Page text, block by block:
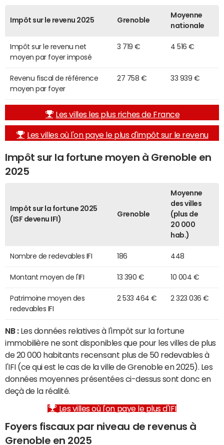
Impôt sur le revenu 2025 Grenoble
Moyenne
nationale
Impôt sur le revenu net
moyen par foyer imposé
3 719 € 4 516 €
Revenu fiscal de référence
moyen par foyer
27 758 € 33 939 €
Les villes les plus riches de France
Les villes où l'on paye le plus d'impôt sur le revenu
Impôt sur la fortune moyen à Grenoble en
2025
Impôt sur la fortune 2025
(ISF devenu IFI)
Grenoble
Moyenne
des villes
(plus de
20 000
hab.)
Nombre de redevables IFI 186 448
Montant moyen de l'IFI 13 390 € 10 004 €
Patrimoine moyen des
redevables IFI
2 533 464 € 2 323 036 €
NB :Les données relatives à l'impôt sur la fortune
immobilière ne sont disponibles que pour les villes de plus
de 20 000 habitants recensant plus de 50 redevables à
l'IFI (ce qui est le cas de la ville de Grenoble en 2025). Les
données moyennes présentées ci-dessus sont donc en
deçà de la réalité.
Les villes où l'on paye le plus d'IFI
Foyers fiscaux par niveau de revenus à
Grenoble en 2025